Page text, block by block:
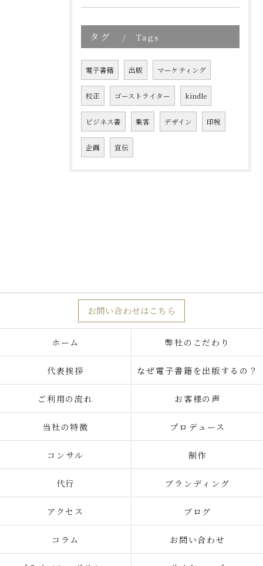
タグ Tags
電子書籍 出版 マーケティング
校正 ゴーストライター kindle
ビジネス書 集客 デザイン 印税
企画 宣伝
お問い合わせはこちら
ホーム 弊社のこだわり
代表挨拶 なぜ電子書籍を出版するの？
ご利用の流れ お客様の声
当社の特徴 プロデュース
コンサル 制作
代行 ブランディング
アクセス ブログ
コラム お問い合わせ